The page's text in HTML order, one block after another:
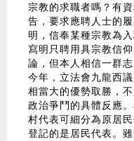
宗教的求職者嗎？有
告，要求應聘人士的
明，信奉某種宗教為
寫明只聘用具宗教信
論，但本人相信一群
今年，立法會九龍西
相當大的優勢取勝，
政治爭鬥的具體反應
村代表可細分為原居
登記的是居民代表。